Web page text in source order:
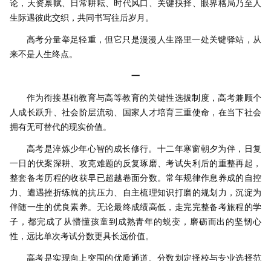
论，天资禀赋、日常耕耘、时代风口、关键抉择、眼界格局乃至人
生际遇彼此交织，共同书写往后岁月。
高考分量举足轻重，但它只是漫漫人生路里一处关键驿站，从
来不是人生终点。
一
作为衔接基础教育与高等教育的关键性选拔制度，高考兼顾个
人成长跃升、社会阶层流动、国家人才培育三重使命，在当下社会
拥有无可替代的现实价值。
高考是淬炼少年心智的成长修行。十二年寒窗朝夕为伴，日复
一日的伏案深耕、攻克难题的反复琢磨、考试失利后的重整再起，
整套备考历程的收获早已超越卷面分数。常年规律作息养成的自控
力、遭遇挫折练就的抗压力、自主梳理知识打磨的规划力，沉淀为
伴随一生的优良素养。无论最终成绩高低，走完完整备考旅程的学
子，都完成了从懵懂孩童到成熟青年的蜕变，磨砺而出的坚韧心
性，远比单次考试分数更具长远价值。
高考是实现向上突围的优质通道。分数划定择校与专业选择范